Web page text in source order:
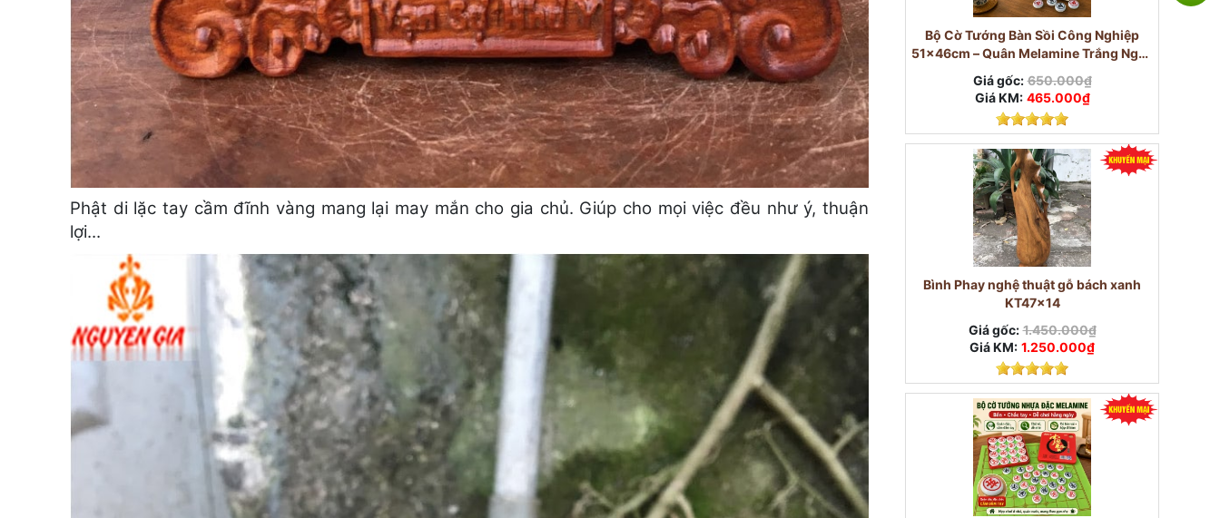
Phật di lặc tay cầm đĩnh vàng mang lại may mắn cho gia chủ. Giúp cho mọi việc đều như ý, thuận
lợi...
Bộ Cờ Tướng Bàn Sồi Công Nghiệp
51×46cm – Quân Melamine Trắng Ngọc
3,8cm
Giá gốc: 650.000₫
Giá KM: 465.000₫
Bình Phay nghệ thuật gỗ bách xanh
KT47x14
Giá gốc: 1.450.000₫
Giá KM: 1.250.000₫